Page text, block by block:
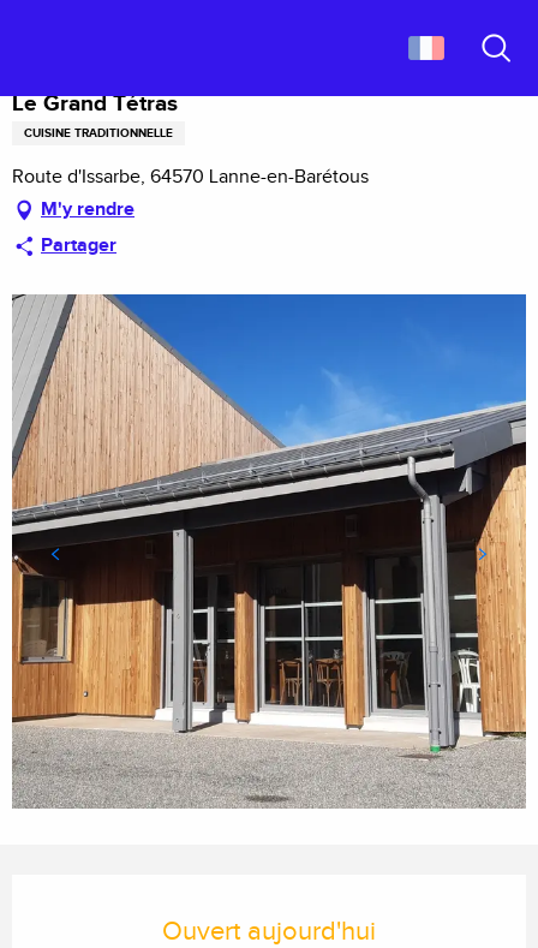
principal
Le Grand Tétras
CUISINE TRADITIONNELLE
Route d'Issarbe, 64570 Lanne-en-Barétous
M'y rendre
Partager
Ouvert aujourd'hui